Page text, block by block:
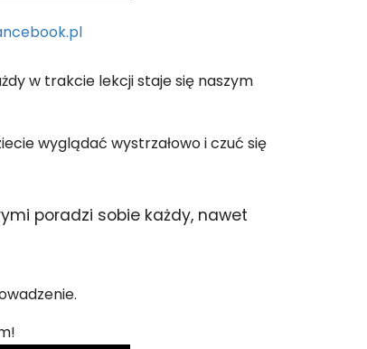
w trakcie lekcji staje się naszym
wyglądać wystrzałowo i czuć się
poradzi sobie każdy, nawet